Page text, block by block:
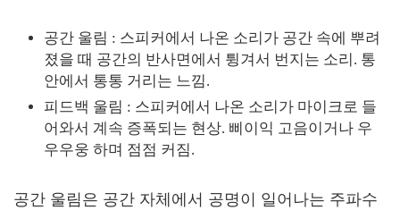
공간 울림 : 스피커에서 나온 소리가 공간 속에 뿌려
졌을 때 공간의 반사면에서 튕겨서 번지는 소리. 통
안에서 통통 거리는 느낌.
피드백 울림 : 스피커에서 나온 소리가 마이크로 들
어와서 계속 증폭되는 현상. 삐이익 고음이거나 우
우우웅 하며 점점 커짐.
공간 울림은 공간 자체에서 공명이 일어나는 주파수